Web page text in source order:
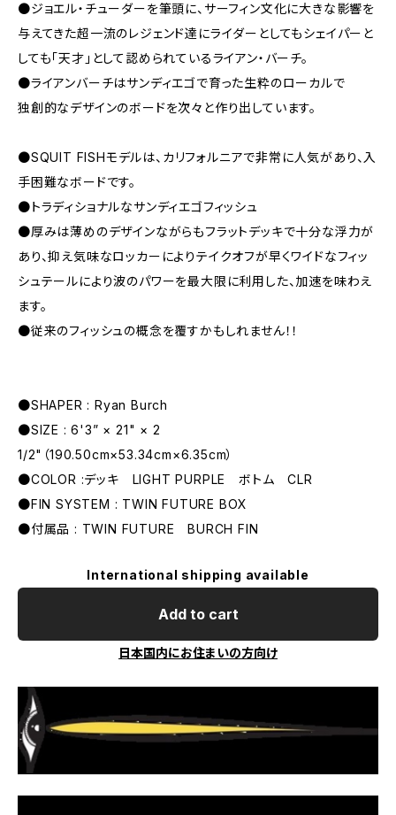
●ジョエル・チューダーを筆頭に、サーフィン文化に大きな影響を
与えてきた超一流のレジェンド達にライダーとしてもシェイパーと
しても「天才」として認められているライアン・バーチ。
●ライアンバーチはサンディエゴで育った生粋のローカルで
独創的なデザインのボードを次々と作り出しています。
●SQUIT FISHモデルは、カリフォルニアで非常に人気があり、入
手困難なボードです。
●トラディショナルなサンディエゴフィッシュ
●厚みは薄めのデザインながらもフラットデッキで十分な浮力が
あり、抑え気味なロッカーによりテイクオフが早くワイドなフィッ
シュテールにより波のパワーを最大限に利用した、加速を味わえ
ます。
●従来のフィッシュの概念を覆すかもしれません！！
●SHAPER : Ryan Burch
●SIZE : 6'3” × 21" × 2
1/2"（190.50cm×53.34cm×6.35cm）
●COLOR :デッキ LIGHT PURPLE ボトム CLR
●FIN SYSTEM : TWIN FUTURE BOX
●付属品 : TWIN FUTURE BURCH FIN
International shipping available
Add to cart
日本国内にお住まいの方向け